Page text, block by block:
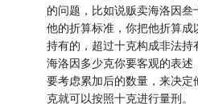
的问题，比如说贩卖海洛因
他的折算标准，你把他折算
持有的，超过十克构成非法
海洛因多少克你要客观的表
要考虑累加后的数量，来决
克就可以按照十克进行量刑。